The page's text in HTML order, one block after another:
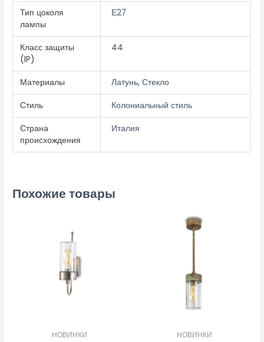
Тип цоколя
лампы
Е27
Класс защиты
(IP)
44
Материалы Латунь, Стекло
Стиль Колониальный стиль
Страна
происхождения
Италия
Похожие товары
НОВИНКИ НОВИНКИ